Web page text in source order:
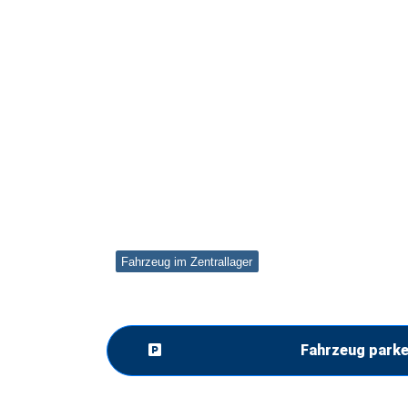
Fahrzeug im Zentrallager
Fahrzeug